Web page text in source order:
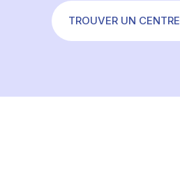
TROUVER UN CENTRE